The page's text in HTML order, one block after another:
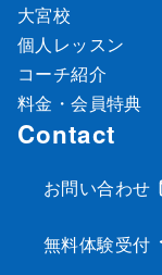
大宮校
個人レッスン
コーチ紹介
料金・会員特典
Contact
お問い合わせ
無料体験受付